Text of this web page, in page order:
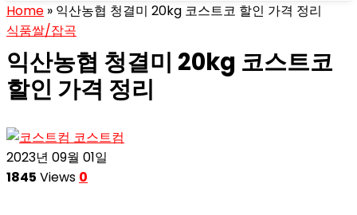
Home » 익산농협 청결미 20kg 코스트코 할인 가격 정리
식품쌀/잡곡
익산농협 청결미 20kg 코스트코
할인 가격 정리
코스트컴
2023년 09월 01일
1845 Views 0